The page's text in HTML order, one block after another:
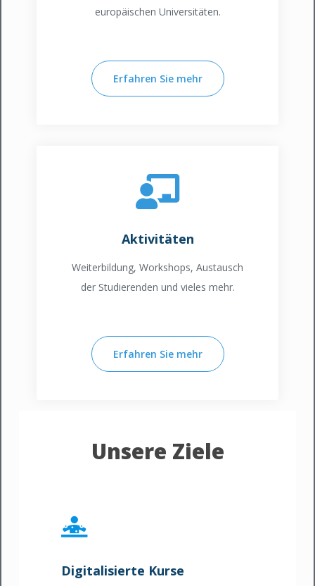
europäischen Universitäten.
Erfahren Sie mehr
Aktivitäten
Weiterbildung, Workshops, Austausch
der Studierenden und vieles mehr.
Erfahren Sie mehr
Unsere Ziele
Digitalisierte Kurse